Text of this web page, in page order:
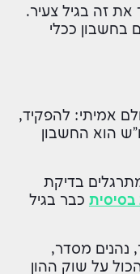
את זה בגיל צעיר.
בחשבון ככלי
אמיתי: להפקיד,
הוא החשבון
בדיקת
בסיסית כבר בגיל
נהנים מסדר,
על שוק ההון